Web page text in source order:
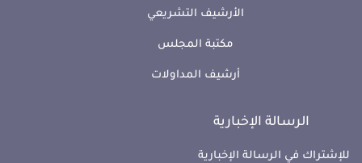
الأرشيف التشريعي
مكتبة المجلس
أرشيف المداولات
الرسالة الإخبارية
للإشتراك في الرسالة الإخبارية